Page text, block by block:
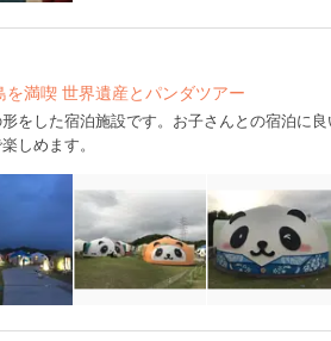
を満喫 世界遺産とパンダツアー
をした宿泊施設です。お子さんとの宿泊に
しめます。